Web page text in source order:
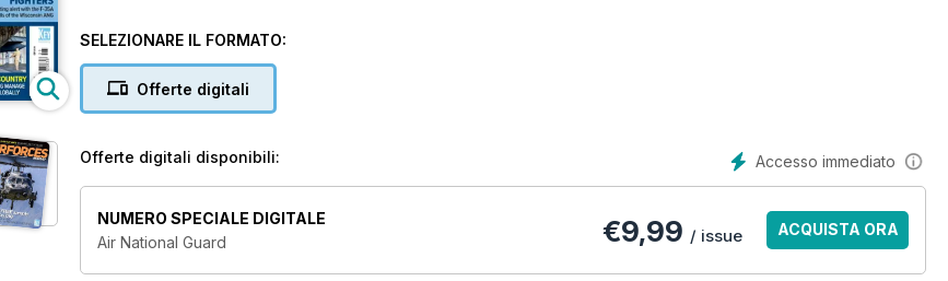
guide to America’s citizen airmen – perfectly complements content within the annual USAF Yearbook.
SELEZIONARE IL FORMATO:
Offerte digitali
Accesso immediato
Offerte digitali disponibili:
NUMERO SPECIALE DIGITALE
Air National Guard
€9,99 / issue ACQUISTA ORA